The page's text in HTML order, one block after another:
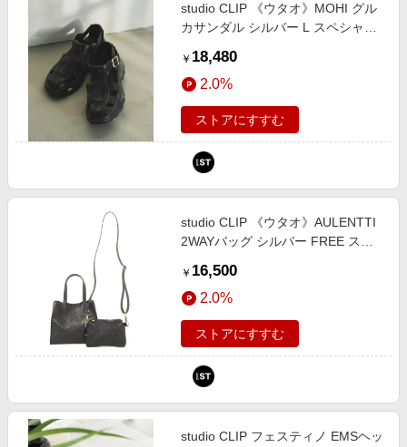
studio CLIP 《ウタオ》MOHI グル
カサンダル シルバー L スペシャル
and ST アンドエスティ（旧ドット
エスティ）
￥ 18,480
2.0%
ストアにすすむ
studio CLIP 《ウタオ》AULENTTI
2WAYバッグ シルバー FREE スペ
250624 and ST アンドエスティ
（旧ドットエスティ）
￥ 16,500
2.0%
ストアにすすむ
studio CLIP フェスティノ EMSヘッ